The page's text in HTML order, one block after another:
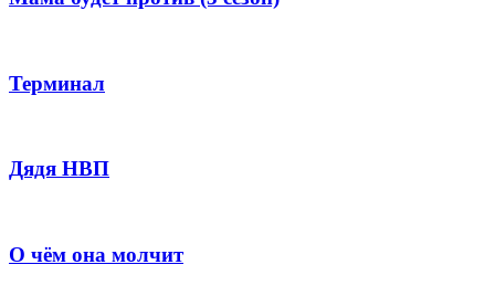
Терминал
Дядя НВП
О чём она молчит